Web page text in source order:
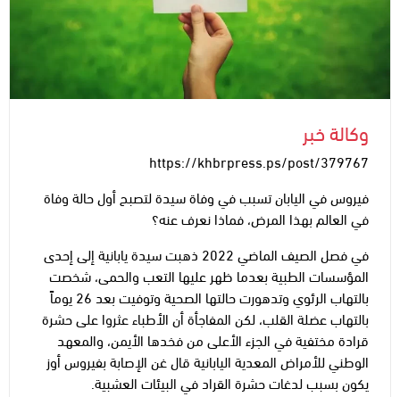
وكالة خبر
https://khbrpress.ps/post/379767
فيروس في اليابان تسبب في وفاة سيدة لتصبح أول حالة وفاة
في العالم بهذا المرض، فماذا نعرف عنه؟
في فصل الصيف الماضي 2022 ذهبت سيدة يابانية إلى إحدى
المؤسسات الطبية بعدما ظهر عليها التعب والحمى، شخصت
بالتهاب الرئوي وتدهورت حالتها الصحية وتوفيت بعد 26 يوماً
بالتهاب عضلة القلب، لكن المفاجأة أن الأطباء عثروا على حشرة
قرادة مختفية في الجزء الأعلى من فخدها الأيمن، والمعهد
الوطني للأمراض المعدية اليابانية قال غن الإصابة بفيروس أوز
يكون بسبب لدغات حشرة القراد في البيئات العشبية.